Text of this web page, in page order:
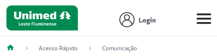
Login
Acesso Rápido
Comunicação